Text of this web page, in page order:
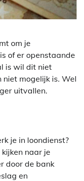
om je
of er openstaande
is wil dit niet
mogelijk is. Wel
uitvallen.
je in loondienst?
naar je
door de bank
en